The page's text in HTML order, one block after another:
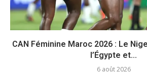
CAN Féminine Maroc 2026 : Le
l’Égypte et...
6 août 2026